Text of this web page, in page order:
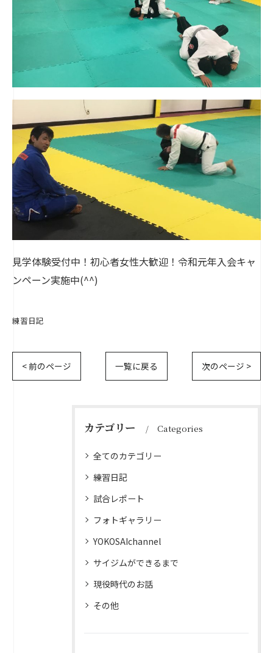
見学体験受付中！初心者女性大歓迎！令和元年入会キャ
ンペーン実施中(^^)
練習日記
< 前のページ 一覧に戻る 次のページ >
カテゴリー Categories
全てのカテゴリー
練習日記
試合レポート
フォトギャラリー
YOKOSAIchannel
サイジムができるまで
現役時代のお話
その他